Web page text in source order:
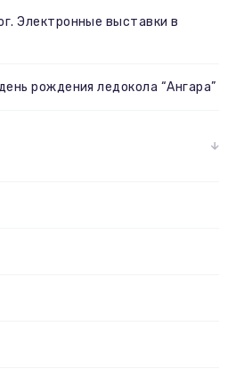
Электронные выставки в
рождения ледокола “Ангара”